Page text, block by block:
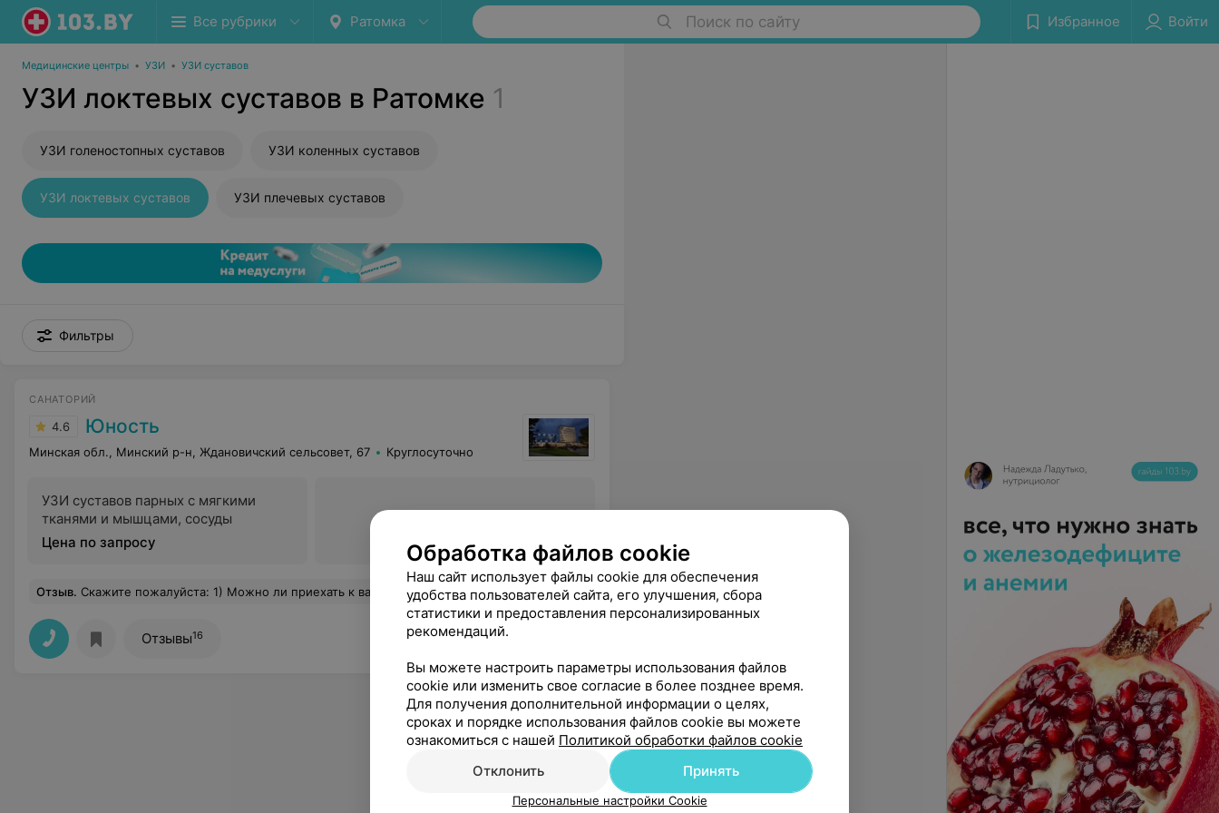
Все рубрики Ратомка Поиск по сайту Избранное Войти
Медицинские центры • УЗИ • УЗИ суставов
УЗИ локтевых суставов в Ратомке 1
УЗИ голеностопных суставов УЗИ коленных суставов
УЗИ локтевых суставов УЗИ плечевых суставов
Фильтры
САНАТОРИЙ
4.6 Юность
Минская обл., Минский р-н, Ждановичский сельсовет, 67 Круглосуточно
УЗИ суставов парных с мягкими
тканями и мышцами, сосуды
Цена по запросу
Отзыв. Скажите пожалуйста: 1) Можно ли приехать к вам из Украины? 2) Цена однокомнатного номера по вашему прейскуранту около 70 долларов в сутки. Можно ли заплатить на месте в долларах? 3) Если вы принимаете оплату только в белорусских рублях, то если на территории санатория отделение банка, где можно произвести обмен? 4) Как забронировать номер из Украины и нужна ли предоплата в этом случае? 5) Каков порядок посещения бассейна для взрослых? Есть ли ограничения во времени и количестве его посещений? 6) Требуется ли для бассейна справка и можно ли получить ее на месте? 7) Какие документы, кроме паспорта, требуются для отдыхающих? Возможно, медкарта? 8) Какой минимальный срок оздоровительной путевки? Спасибо. Еще
Отзывы16
Обработка файлов cookie
Наш сайт использует файлы cookie для обеспечения
удобства пользователей сайта, его улучшения, сбора
статистики и предоставления персонализированных
рекомендаций.
Вы можете настроить параметры использования файлов
cookie или изменить свое согласие в более позднее время.
Для получения дополнительной информации о целях,
сроках и порядке использования файлов cookie вы можете
ознакомиться с нашей Политикой обработки файлов cookie
Отклонить
Принять
Персональные настройки Cookie